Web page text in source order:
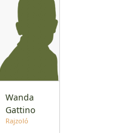
Wanda
Gattino
Rajzoló